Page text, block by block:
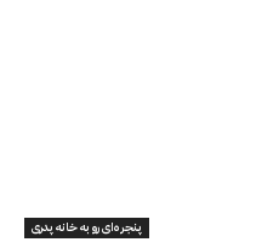
پنجره‌ای رو به خانه پدری